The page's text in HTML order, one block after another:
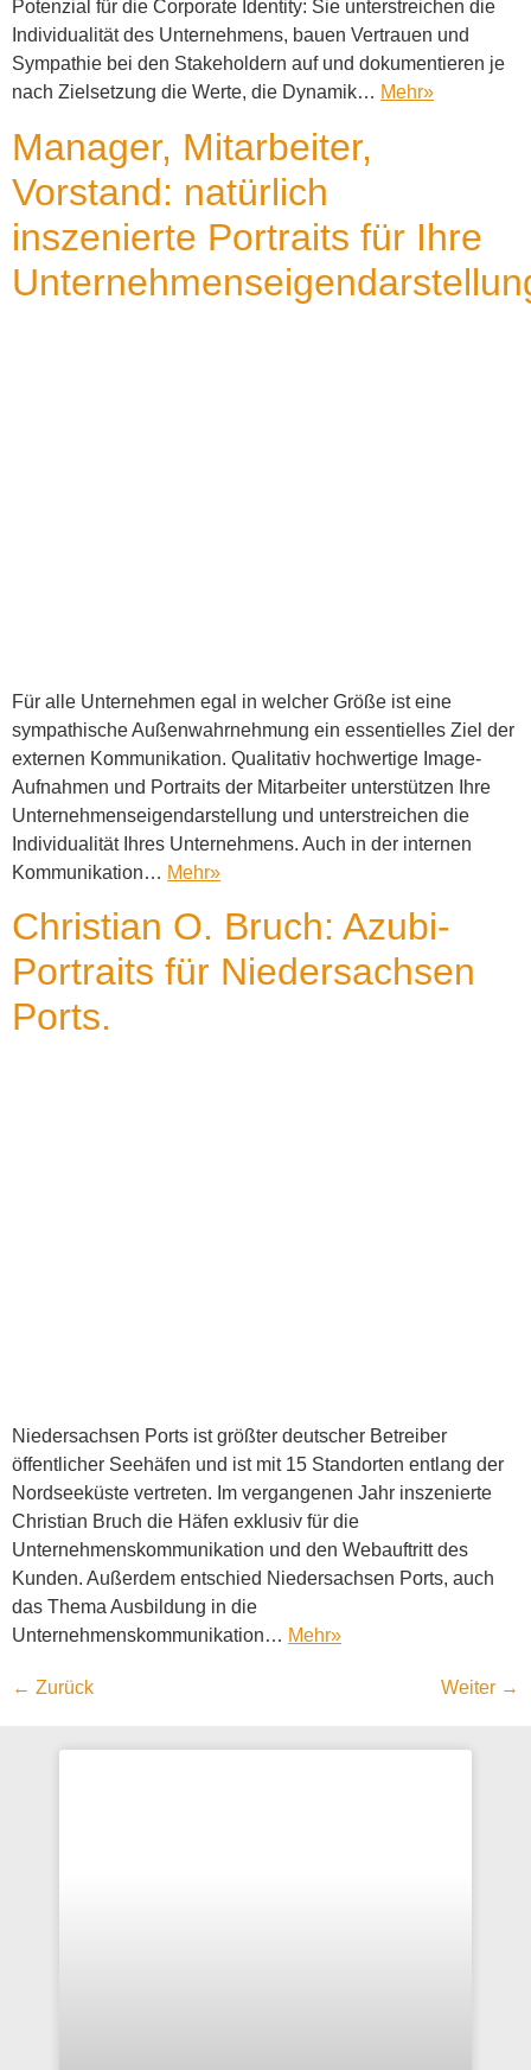
Potenzial für die Corporate Identity: Sie unterstreichen die
Individualität des Unternehmens, bauen Vertrauen und
Sympathie bei den Stakeholdern auf und dokumentieren je
nach Zielsetzung die Werte, die Dynamik… Mehr»
Manager, Mitarbeiter,
Vorstand: natürlich
inszenierte Portraits für Ihre
Für alle Unternehmen egal in welcher Größe ist eine
sympathische Außenwahrnehmung ein essentielles Ziel der
externen Kommunikation. Qualitativ hochwertige Image-
Aufnahmen und Portraits der Mitarbeiter unterstützen Ihre
Unternehmenseigendarstellung und unterstreichen die
Individualität Ihres Unternehmens. Auch in der internen
Kommunikation… Mehr»
Christian O. Bruch: Azubi-
Portraits für Niedersachsen
Ports.
Niedersachsen Ports ist größter deutscher Betreiber
öffentlicher Seehäfen und ist mit 15 Standorten entlang der
Nordseeküste vertreten. Im vergangenen Jahr inszenierte
Christian Bruch die Häfen exklusiv für die
Unternehmenskommunikation und den Webauftritt des
Kunden. Außerdem entschied Niedersachsen Ports, auch
das Thema Ausbildung in die
Unternehmenskommunikation… Mehr»
← Zurück Weiter →